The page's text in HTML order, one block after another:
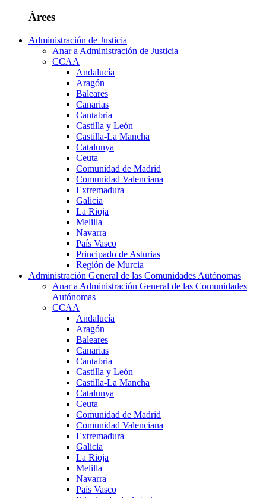
Àrees
Administración de Justicia
Anar a Administración de Justicia
CCAA
Andalucía
Aragón
Baleares
Canarias
Cantabria
Castilla y León
Castilla-La Mancha
Catalunya
Ceuta
Comunidad de Madrid
Comunidad Valenciana
Extremadura
Galicia
La Rioja
Melilla
Navarra
País Vasco
Principado de Asturias
Región de Murcia
Administración General de las Comunidades Autónomas
Anar a Administración General de las Comunidades
Autónomas
CCAA
Andalucía
Aragón
Baleares
Canarias
Cantabria
Castilla y León
Castilla-La Mancha
Catalunya
Ceuta
Comunidad de Madrid
Comunidad Valenciana
Extremadura
Galicia
La Rioja
Melilla
Navarra
País Vasco